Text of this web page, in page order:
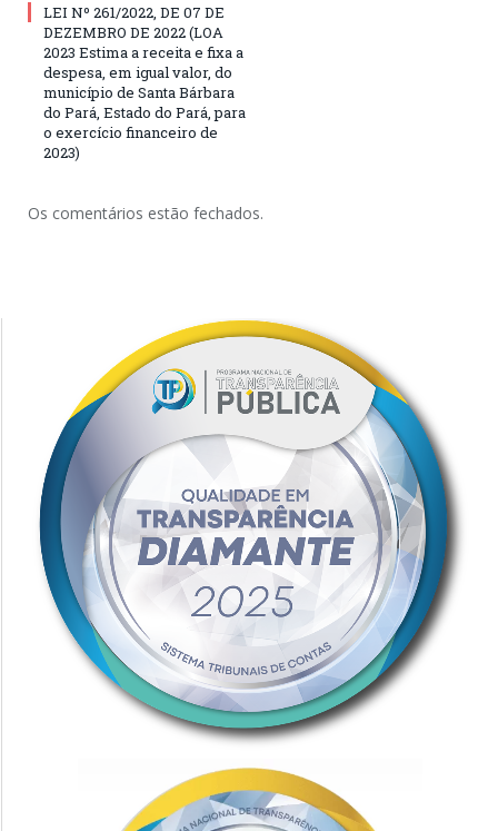
LEI Nº 261/2022, DE 07 DE
DEZEMBRO DE 2022 (LOA
2023 Estima a receita e fixa a
despesa, em igual valor, do
município de Santa Bárbara
do Pará, Estado do Pará, para
o exercício financeiro de
2023)
Os comentários estão fechados.